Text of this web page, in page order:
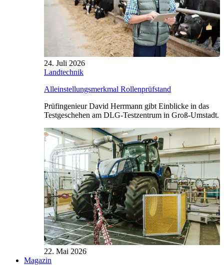
24. Juli 2026
Landtechnik
Alleinstellungsmerkmal Rollenprüfstand
Prüfingenieur David Herrmann gibt Einblicke in das
Testgeschehen am DLG-Testzentrum in Groß-Umstadt.
22. Mai 2026
Magazin